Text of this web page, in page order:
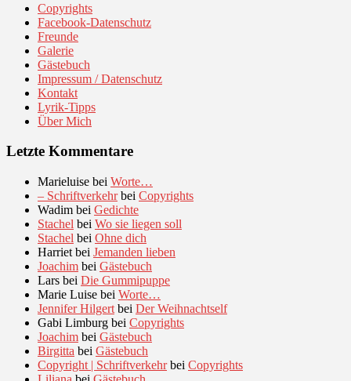
Copyrights
Facebook-Datenschutz
Freunde
Galerie
Gästebuch
Impressum / Datenschutz
Kontakt
Lyrik-Tipps
Über Mich
Letzte Kommentare
Marieluise bei Worte…
– Schriftverkehrbei Copyrights
Wadim bei Gedichte
Stachel bei Wo sie liegen soll
Stachel bei Ohne dich
Harriet bei Jemanden lieben
Joachim bei Gästebuch
Lars bei Die Gummipuppe
Marie Luise bei Worte…
Jennifer Hilgert bei Der Weihnachtself
Gabi Limburg bei Copyrights
Joachim bei Gästebuch
Birgitta bei Gästebuch
Copyright | Schriftverkehrbei Copyrights